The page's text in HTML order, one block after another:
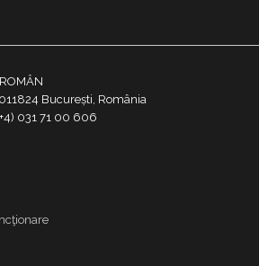
București, România
031 71 00 606